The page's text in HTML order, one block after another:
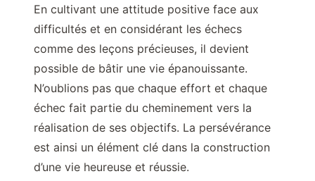
En cultivant une attitude positive face aux
difficultés et en considérant les échecs
comme des leçons précieuses, il devient
possible de bâtir une vie épanouissante.
N’oublions pas que chaque effort et chaque
échec fait partie du cheminement vers la
réalisation de ses objectifs. La persévérance
est ainsi un élément clé dans la construction
d’une vie heureuse et réussie.